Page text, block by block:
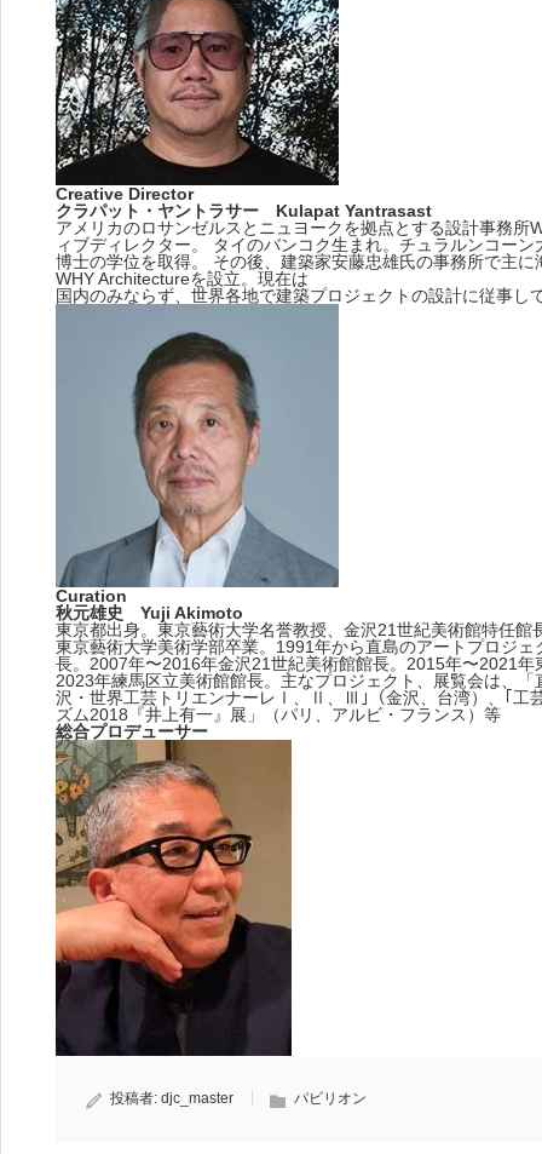
Creative Director
クラパット・ヤントラサー Kulapat Yantrasast
アメリカのロサンゼルスとニュヨークを拠点とする設計事務所
ィブディレクター。 タイのバンコク生まれ。チュラルンコー
博士の学位を取得。 その後、建築家安藤忠雄氏の事務所で主
WHY Architectureを設立。現在は
国内のみならず、世界各地で建築プロジェクトの設計に従事し
Curation
秋元雄史 Yuji Akimoto
東京都出身。東京藝術大学名誉教授、金沢21世紀美術館特任
東京藝術大学美術学部卒業。1991年から直島のアートプロジ
長。2007年〜2016年金沢21世紀美術館館長。2015年〜2021
2023年練馬区立美術館館長。主なプロジェクト、展覧会は、
沢・世界工芸トリエンナーレⅠ、Ⅱ、Ⅲ｣（金沢、台湾）、｢工
ズム2018『井上有一』展」（パリ、アルビ・フランス）等
総合プロデューサー
投稿者: djc_master パビリオン